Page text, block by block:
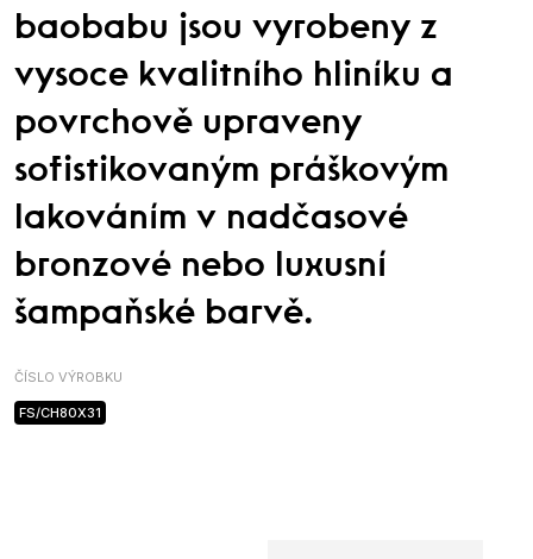
baobabu jsou vyrobeny z
vysoce kvalitního hliníku a
povrchově upraveny
sofistikovaným práškovým
lakováním v nadčasové
bronzové nebo luxusní
šampaňské barvě.
ČÍSLO VÝROBKU
FS/CH80X31